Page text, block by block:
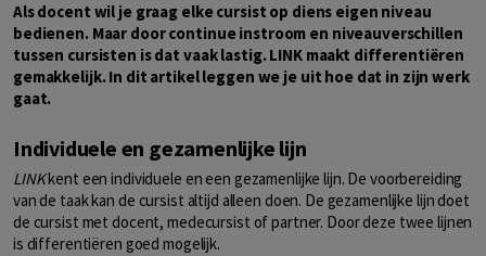
Als docent wil je graag elke cursist op diens eigen niveau
bedienen. Maar door continue instroom en niveauverschillen
tussen cursisten is dat vaak lastig. LINK maakt differentiëren
gemakkelijk. In dit artikel leggen we je uit hoe dat in zijn werk
gaat.
Individuele en gezamenlijke lijn
LINKkent een individuele en een gezamenlijke lijn. De voorbereiding
van de taak kan de cursist altijd alleen doen. De gezamenlijke lijn doet
de cursist met docent, medecursist of partner. Door deze twee lijnen
is differentiëren goed mogelijk.